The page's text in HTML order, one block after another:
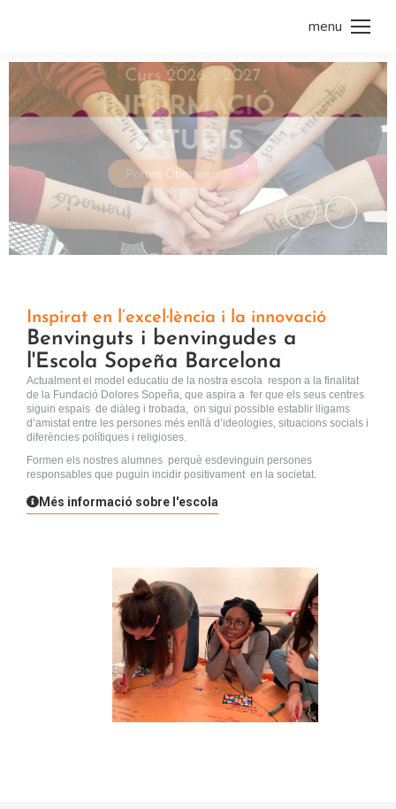
menu
Inspirat en l’excel·lència i la innovació
Benvinguts i benvingudes a
l'Escola Sopeña Barcelona
Actualment el model educatiu de la nostra escola respon a la finalitat
de la Fundació Dolores Sopeña, que aspira a fer que els seus centres
siguin espais de diàleg i trobada, on sigui possible establir lligams
d’amistat entre les persones més enllà d’ideologies, situacions socials i
diferències polítiques i religioses.
Formen els nostres alumnes perquè esdevinguin persones
responsables que puguin incidir positivament en la societat.
Més informació sobre l'escola